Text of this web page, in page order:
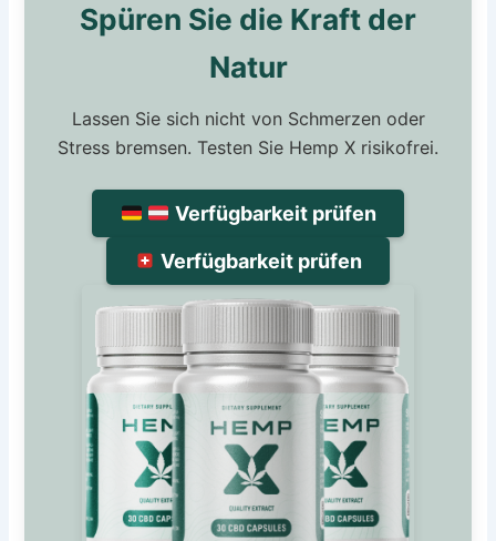
Spüren Sie die Kraft der
Natur
Lassen Sie sich nicht von Schmerzen oder
Stress bremsen. Testen Sie Hemp X risikofrei.
Verfügbarkeit prüfen
Verfügbarkeit prüfen